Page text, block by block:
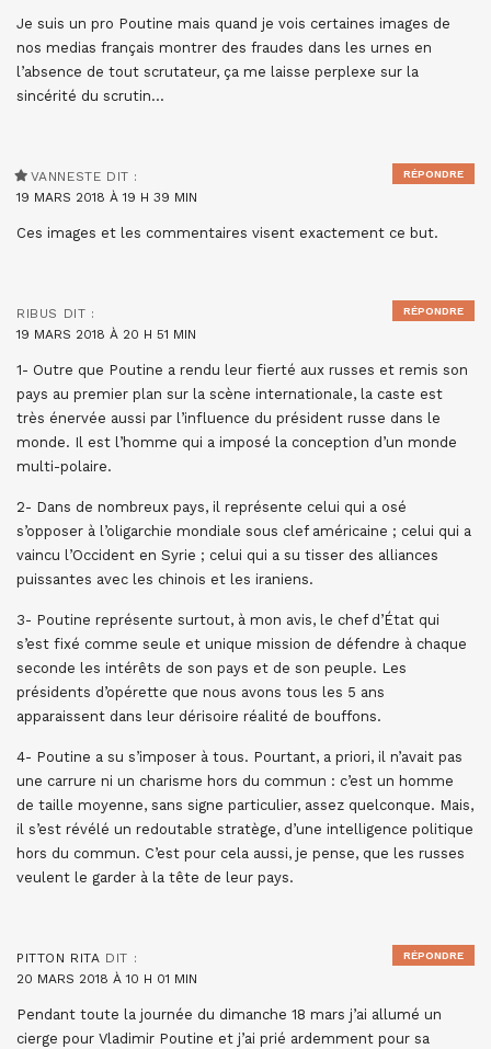
Je suis un pro Poutine mais quand je vois certaines images de
nos medias français montrer des fraudes dans les urnes en
l’absence de tout scrutateur, ça me laisse perplexe sur la
sincérité du scrutin…
VANNESTE DIT :
19 MARS 2018 À 19 H 39 MIN
Ces images et les commentaires visent exactement ce but.
RÉPONDRE
RIBUS DIT :
19 MARS 2018 À 20 H 51 MIN
1- Outre que Poutine a rendu leur fierté aux russes et remis son
pays au premier plan sur la scène internationale, la caste est
très énervée aussi par l’influence du président russe dans le
monde. Il est l’homme qui a imposé la conception d’un monde
multi-polaire.
2- Dans de nombreux pays, il représente celui qui a osé
s’opposer à l’oligarchie mondiale sous clef américaine ; celui qui a
vaincu l’Occident en Syrie ; celui qui a su tisser des alliances
puissantes avec les chinois et les iraniens.
3- Poutine représente surtout, à mon avis, le chef d’État qui
s’est fixé comme seule et unique mission de défendre à chaque
seconde les intérêts de son pays et de son peuple. Les
présidents d’opérette que nous avons tous les 5 ans
apparaissent dans leur dérisoire réalité de bouffons.
4- Poutine a su s’imposer à tous. Pourtant, a priori, il n’avait pas
une carrure ni un charisme hors du commun : c’est un homme
de taille moyenne, sans signe particulier, assez quelconque. Mais,
il s’est révélé un redoutable stratège, d’une intelligence politique
hors du commun. C’est pour cela aussi, je pense, que les russes
veulent le garder à la tête de leur pays.
RÉPONDRE
PITTON RITA DIT :
20 MARS 2018 À 10 H 01 MIN
Pendant toute la journée du dimanche 18 mars j’ai allumé un
cierge pour Vladimir Poutine et j’ai prié ardemment pour sa
RÉPONDRE